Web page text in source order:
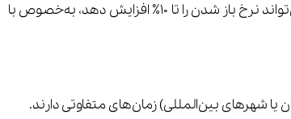
برای مخاطبان جوان (نسل Z و آلفا)، ارسال بین ۹ تا ۱۱ شب می‌تواند نرخ باز شدن را تا ۱۰٪ افزایش دهد، به‌خصوص با
شهرهای بین‌المللی) زمان‌های متفاوتی دارند.